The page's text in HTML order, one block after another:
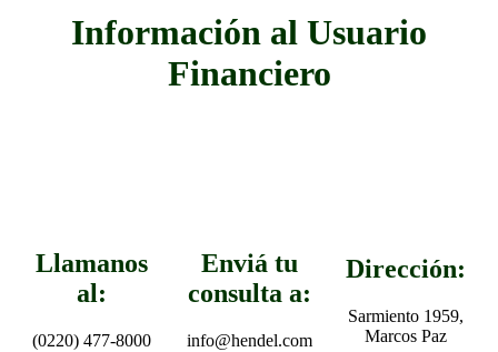
Información al Usuario
Financiero
Llamanos
al:
(0220) 477-8000
Enviá tu
consulta a:
info@hendel.com
Dirección:
Sarmiento 1959,
Marcos Paz